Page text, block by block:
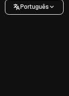
Português